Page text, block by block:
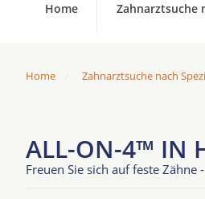
Home Zahnarztsuche
Home Zahnarztsuche nach
ALL-ON-4™ IN
Freuen Sie sich auf feste